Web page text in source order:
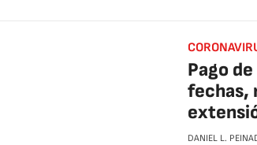
Pago
fechas,
DANIEL L.